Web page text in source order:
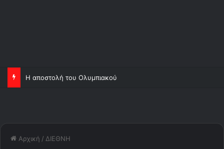
Η αποστολή του Ολυμπιακού
Αρχική / ΔΙΕΘΝΗ